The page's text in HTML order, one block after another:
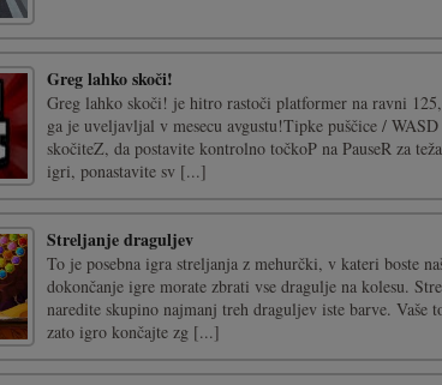
Greg lahko skoči!
Greg lahko skoči! je hitro rastoči platformer na ravni
ga je uveljavljal v mesecu avgustu!Tipke puščice /
skočiteZ, da postavite kontrolno točkoP na PauseR za
igri, ponastavite sv [...]
Streljanje draguljev
To je posebna igra streljanja z mehurčki, v kateri boste
dokončanje igre morate zbrati vse dragulje na kolesu.
naredite skupino najmanj treh draguljev iste barve. Vaše
zato igro končajte zg [...]